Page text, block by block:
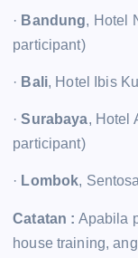
· Bandung, Hotel
participant)
· Bali, Hotel Ibis
·Surabaya, Hotel
participant)
· Lombok,
Catatan : Apabila
house training,